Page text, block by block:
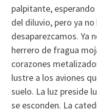
palpitante,
del diluvio, pero ya
desaparezcamos. Ya
herrero de fragua
corazones
lustre a los aviones
suelo. La luz preside
se esconden. La